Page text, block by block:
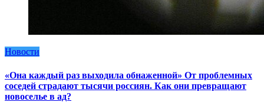
Новости
«Она каждый раз выходила обнаженной» От проблемных
соседей страдают тысячи россиян. Как они превращают
новоселье в ад?